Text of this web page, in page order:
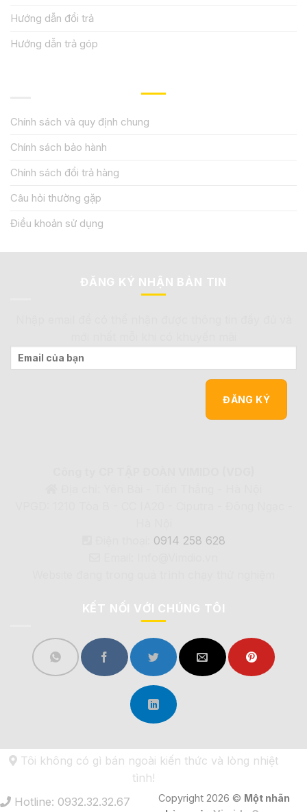
Hướng dẫn đổi trả
Hướng dẫn trả góp
Chính sách và quy định chung
Chính sách bảo hành
Chính sách đổi trả hàng
Câu hỏi thường gặp
Điều khoản sử dụng
ĐĂNG KÝ NHẬN BẢN TIN
0914 258 628
KẾT NỐI VỚI CHÚNG TÔI
Tôi không có gì bán ngoài kiến thức và lòng nhiệt
tình!
Hotline: 0932.32.32.67
Copyright 2026 © Một nhãn